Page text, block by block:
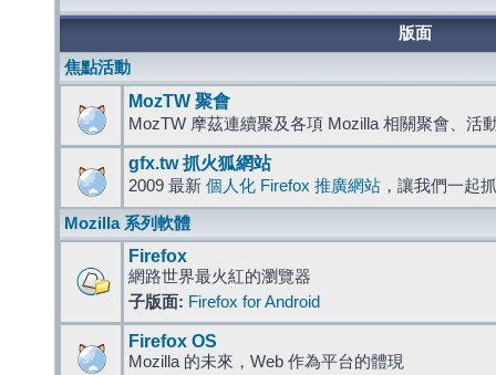
版面
焦點活動
MozTW 聚會
MozTW 摩茲連續聚及各項 Mozilla 相關聚會、活
gfx.tw 抓火狐網站
2009 最新 個人化 Firefox 推廣網站 ，讓我們一起
Mozilla 系列軟體
Firefox
網路世界最火紅的瀏覽器
子版面: Firefox for Android
Firefox OS
Mozilla 的未來，Web 作為平台的體現